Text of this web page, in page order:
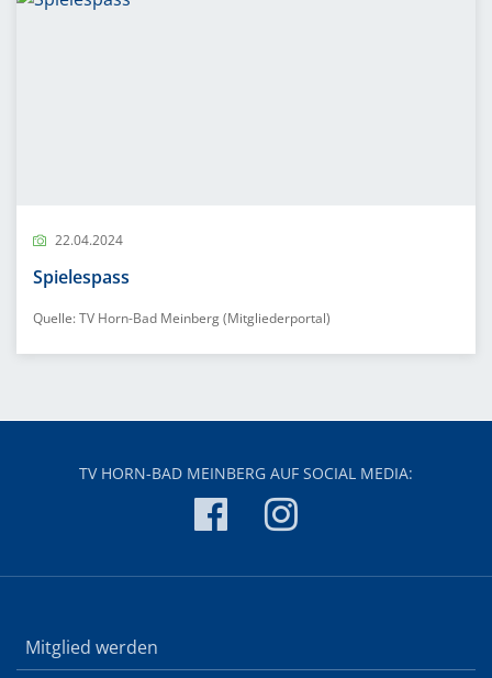
22.04.2024
Spielespass
Quelle: TV Horn-Bad Meinberg (Mitgliederportal)
TV HORN-BAD MEINBERG AUF SOCIAL MEDIA:
Mitglied werden